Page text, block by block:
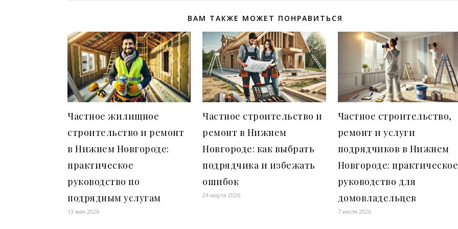
ВАМ ТАКЖЕ МОЖЕТ ПОНРАВИТЬСЯ
Частное жилищное
строительство и ремонт
в Нижнем Новгороде:
практическое
руководство по
подрядным услугам
13 мая 2026
Частное строительство и
ремонт в Нижнем
Новгороде: как выбрать
подрядчика и избежать
ошибок
24 марта 2026
Частное строительство,
ремонт и услуги
подрядчиков в Нижнем
Новгороде: практическое
руководство для
домовладельцев
7 июля 2026